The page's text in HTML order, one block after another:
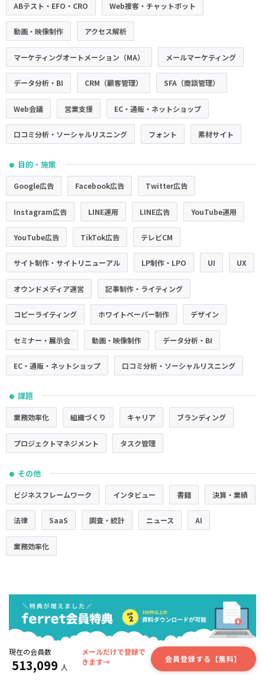
ABテスト・EFO・CRO Web接客・チャットボット
動画・映像制作 アクセス解析
マーケティングオートメーション（MA） メールマーケティング
データ分析・BI CRM（顧客管理） SFA（商談管理）
Web会議 営業支援 EC・通販・ネットショップ
口コミ分析・ソーシャルリスニング フォント 素材サイト
● 目的・施策
Google広告 Facebook広告 Twitter広告
Instagram広告 LINE運用 LINE広告 YouTube運用
YouTube広告 TikTok広告 テレビCM
サイト制作・サイトリニューアル LP制作・LPO UI UX
オウンドメディア運営 記事制作・ライティング
コピーライティング ホワイトペーパー制作 デザイン
セミナー・展示会 動画・映像制作 データ分析・BI
EC・通販・ネットショップ 口コミ分析・ソーシャルリスニング
● 課題
業務効率化 組織づくり キャリア ブランディング
プロジェクトマネジメント タスク管理
● その他
ビジネスフレームワーク インタビュー 書籍 決算・業績
法律 SaaS 調査・統計 ニュース AI
業務効率化
現在の会員数
513,099 人
メールだけで登録で
きます→
会員登録する【無料】